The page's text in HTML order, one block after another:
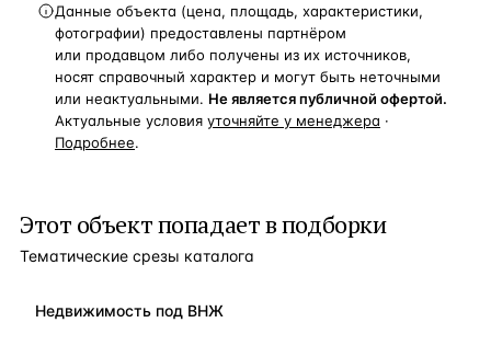
Данные объекта (цена, площадь, характеристики,
фотографии) предоставлены партнёром
или продавцом либо получены из их источников,
носят справочный характер и могут быть неточными
или неактуальными. Не является публичной офертой.
Актуальные условия уточняйте у менеджера ·
Подробнее.
Этот объект попадает в подборки
Тематические срезы каталога
Недвижимость под ВНЖ